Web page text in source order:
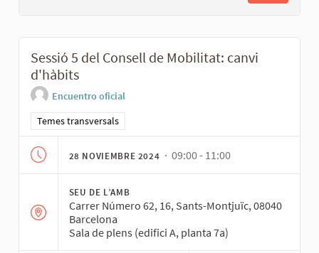
Sessió 5 del Consell de Mobilitat: canvi
d'hàbits
Encuentro oficial
Resultados al filtrar por la categoría: Temes transversals
Temes transversals
28 NOVIEMBRE 2024 · 09:00 - 11:00
SEU DE L’AMB
Carrer Número 62, 16, Sants-Montjuïc, 08040
Barcelona
Sala de plens (edifici A, planta 7a)